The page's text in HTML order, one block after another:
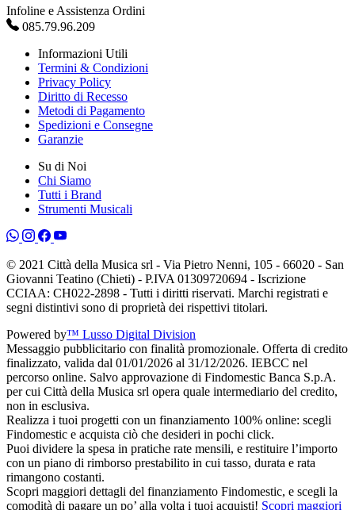
Infoline e Assistenza Ordini
085.79.96.209
Informazioni Utili
Termini & Condizioni
Privacy Policy
Diritto di Recesso
Metodi di Pagamento
Spedizioni e Consegne
Garanzie
Su di Noi
Chi Siamo
Tutti i Brand
Strumenti Musicali
© 2021 Città della Musica srl - Via Pietro Nenni, 105 - 66020 - San
Giovanni Teatino (Chieti) - P.IVA 01309720694 - Iscrizione
CCIAA: CH022-2898 - Tutti i diritti riservati. Marchi registrati e
segni distintivi sono di proprietà dei rispettivi titolari.
Powered by™ Lusso Digital Division
Messaggio pubblicitario con finalità promozionale. Offerta di credito
finalizzato, valida dal 01/01/2026 al 31/12/2026. IEBCC nel
percorso online. Salvo approvazione di Findomestic Banca S.p.A.
per cui Città della Musica srl opera quale intermediario del credito,
non in esclusiva.
Realizza i tuoi progetti con un finanziamento 100% online: scegli
Findomestic e acquista ciò che desideri in pochi click.
Puoi dividere la spesa in pratiche rate mensili, e restituire l’importo
con un piano di rimborso prestabilito in cui tasso, durata e rata
rimangono costanti.
Scopri maggiori dettagli del finanziamento Findomestic, e scegli la
comodità di pagare un po’ alla volta i tuoi acquisti! Scopri maggiori